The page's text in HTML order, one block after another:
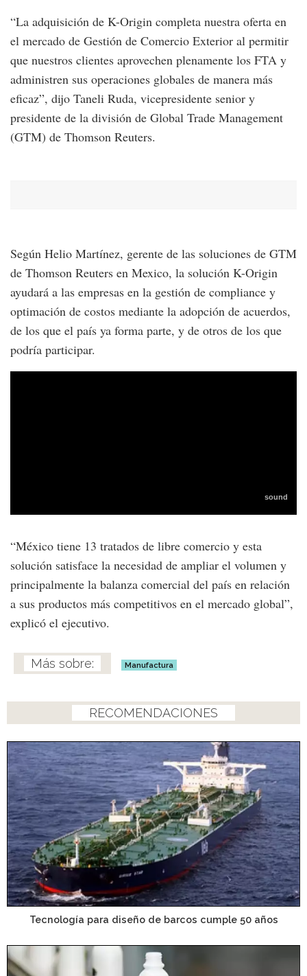
“La adquisición de K-Origin completa nuestra oferta en
el mercado de Gestión de Comercio Exterior al permitir
que nuestros clientes aprovechen plenamente los FTA y
administren sus operaciones globales de manera más
eficaz”, dijo Taneli Ruda, vicepresidente senior y
presidente de la división de Global Trade Management
(GTM) de Thomson Reuters.
Según Helio Martínez, gerente de las soluciones de GTM
de Thomson Reuters en Mexico, la solución K-Origin
ayudará a las empresas en la gestión de compliance y
optimación de costos mediante la adopción de acuerdos,
de los que el país ya forma parte, y de otros de los que
podría participar.
“México tiene 13 tratados de libre comercio y esta
solución satisface la necesidad de ampliar el volumen y
principalmente la balanza comercial del país en relación
a sus productos más competitivos en el mercado global”,
explicó el ejecutivo.
Manufactura
RECOMENDACIONES
Tecnología para diseño de barcos cumple 50 años